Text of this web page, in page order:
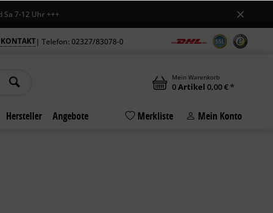
12 Uhr +++
KONTAKT| Telefon: 02327/83078-0
Mein Warenkorb
0Artikel 0,00 € *
Hersteller Angebote Merkliste Mein Konto